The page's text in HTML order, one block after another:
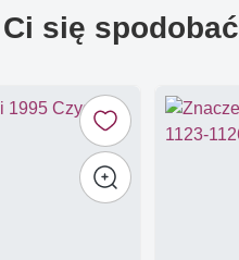
się spodobać